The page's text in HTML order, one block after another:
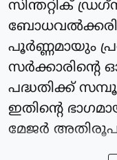
സിന്തറ്റിക്
പൂർണ്ണമായും
പദ്ധതിക്ക്
ഇതിൻ്റെ
മേജർ